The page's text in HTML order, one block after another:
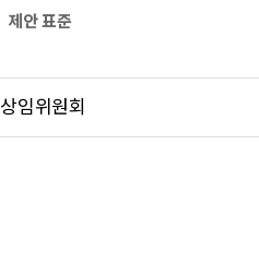
제안 표준
상임위원회